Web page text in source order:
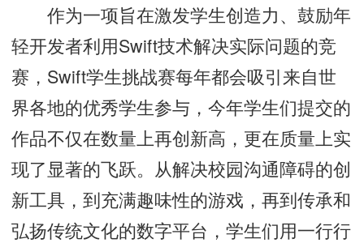
作为一项旨在激发学生创造力、鼓励年
轻开发者利用Swift技术解决实际问题的竞
赛，Swift学生挑战赛每年都会吸引来自世
界各地的优秀学生参与，今年学生们提交的
作品不仅在数量上再创新高，更在质量上实
现了显著的飞跃。从解决校园沟通障碍的创
新工具，到充满趣味性的游戏，再到传承和
弘扬传统文化的数字平台，学生们用一行行